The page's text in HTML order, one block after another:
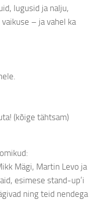
lugusid ja nalju,
– ja vahel ka
(kõige tähtsam)
Mägi, Martin Levo ja
esimese stand-up’i
ning teid nendega